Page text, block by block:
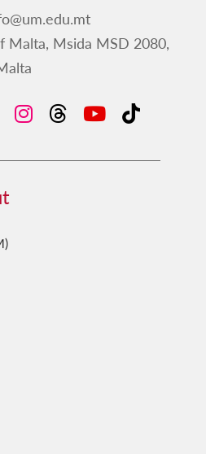
Malta, Msida MSD 2080,